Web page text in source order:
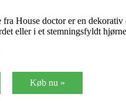
House doctor er en
eller i et stemningsfyldt
Køb nu »